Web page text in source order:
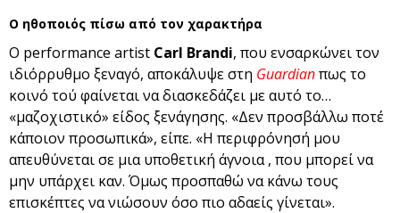
Ο ηθοποιός πίσω από τον χαρακτήρα
Ο performance artist Carl Brandi, που ενσαρκώνει τον
ιδιόρρυθμο ξεναγό, αποκάλυψε στη Guardianπως το
κοινό τού φαίνεται να διασκεδάζει με αυτό το…
«μαζοχιστικό» είδος ξενάγησης. «Δεν προσβάλλω ποτέ
κάποιον προσωπικά», είπε. «Η περιφρόνησή μου
απευθύνεται σε μια υποθετική άγνοια , που μπορεί να
μην υπάρχει καν. Όμως προσπαθώ να κάνω τους
επισκέπτες να νιώσουν όσο πιο αδαείς γίνεται».